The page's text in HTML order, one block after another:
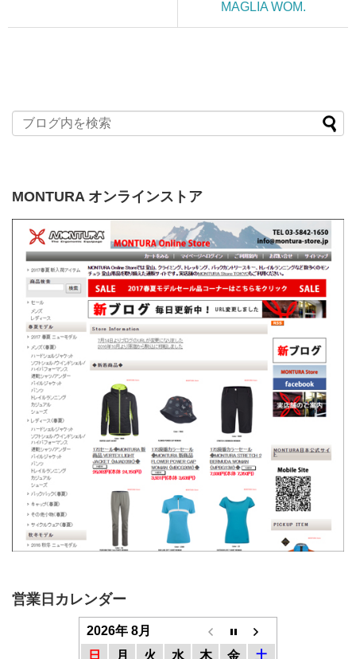
MAGLIA WOM.
MONTURA オンラインストア
営業日カレンダー
2026年 8月
日
月 火 水 木 金
土